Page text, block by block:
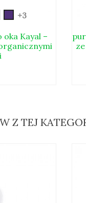
kayal05
+3
Kayal –
Z TEJ